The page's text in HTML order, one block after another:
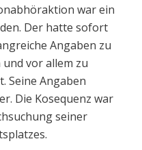
war ein
Der hatte sofort
Angaben zu
vor allem zu
Seine Angaben
Die Kosequenz war
seiner